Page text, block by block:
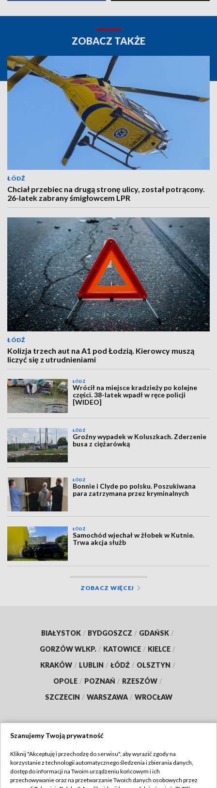
ZOBACZ TAKŻE
ŁÓDŹ
Chciał przebiec na drugą stronę ulicy, został potrącony.
26-latek zabrany śmigłowcem LPR
ŁÓDŹ
Kolizja trzech aut na A1 pod Łodzią. Kierowcy muszą
liczyć się z utrudnieniami
ŁÓDŹ
Wrócił na miejsce kradzieży po kolejne
części. 38-latek wpadł w ręce policji
[WIDEO]
ŁÓDŹ
Groźny wypadek w Koluszkach. Zderzenie
busa z ciężarówką
ŁÓDŹ
Bonnie i Clyde po polsku. Poszukiwana
para zatrzymana przez kryminalnych
ŁÓDŹ
Samochód wjechał w żłobek w Kutnie.
Trwa akcja służb
ZOBACZ WIĘCEJ
BIAŁYSTOK / BYDGOSZCZ / GDAŃSK /
GORZÓW WLKP. / KATOWICE / KIELCE /
KRAKÓW / LUBLIN / ŁÓDŹ / OLSZTYN /
OPOLE / POZNAŃ / RZESZÓW /
SZCZECIN / WARSZAWA / WROCŁAW
TVP
Abonament TVP
Regulamin TVP
Szanujemy Twoją prywatność
Kliknij "Akceptuję i przechodzę do serwisu", aby wyrazić zgody na
korzystanie z technologii automatycznego śledzenia i zbierania danych,
dostęp do informacji na Twoim urządzeniu końcowym i ich
przechowywanie oraz na przetwarzanie Twoich danych osobowych przez